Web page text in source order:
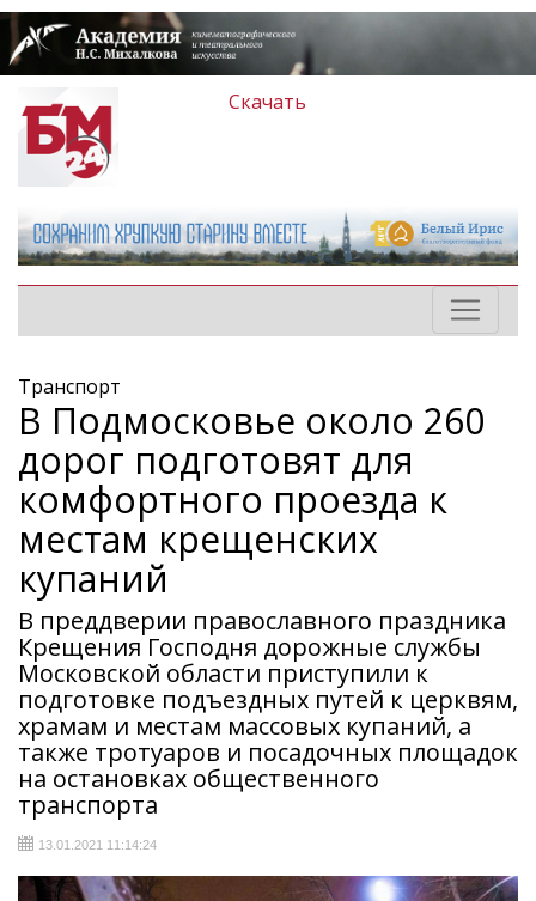
Скачать
Транспорт
В Подмосковье около 260
дорог подготовят для
комфортного проезда к
местам крещенских
купаний
В преддверии православного праздника
Крещения Господня дорожные службы
Московской области приступили к
подготовке подъездных путей к церквям,
храмам и местам массовых купаний, а
также тротуаров и посадочных площадок
на остановках общественного
транспорта
13.01.2021 11:14:24